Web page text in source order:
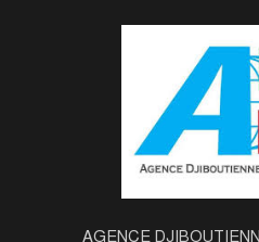
AGENCE